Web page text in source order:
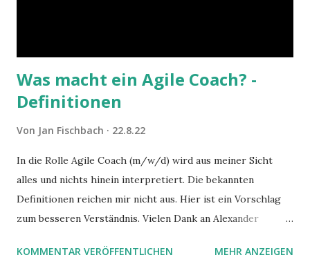
Was macht ein Agile Coach? -
Definitionen
Von Jan Fischbach 22.8.22
In die Rolle Agile Coach (m/w/d) wird aus meiner Sicht
alles und nichts hinein interpretiert. Die bekannten
Definitionen reichen mir nicht aus. Hier ist ein Vorschlag
zum besseren Verständnis. Vielen Dank an Alexander
Frankfurt/Karlsruhe für das Feedback.
KOMMENTAR VERÖFFENTLICHEN MEHR ANZEIGEN